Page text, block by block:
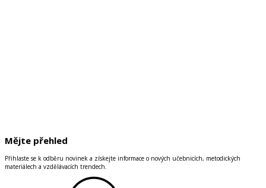
Mějte přehled
Přihlaste se k odběru novinek a získejte informace o nových učebnicích, metodických
materiálech a vzdělávacích trendech.